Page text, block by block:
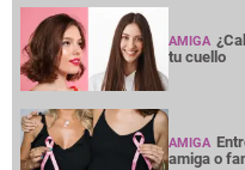
AMIGA
tu cuello
AMIGA
amiga o